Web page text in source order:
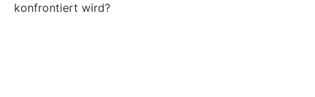
konfrontiert wird?